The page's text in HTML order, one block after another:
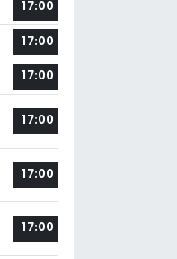
17:00
17:00
17:00
17:00
17:00
17:00